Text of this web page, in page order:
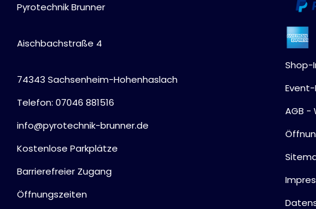
Pyrotechnik Brunner
Aischbachstraße 4
74343 Sachsenheim-Hohenhaslach
Telefon: 07046 881516
info@pyrotechnik-brunner.de
Kostenlose Parkplätze
Barrierefreier Zugang
Öffnungszeiten
Shop-
AGB -